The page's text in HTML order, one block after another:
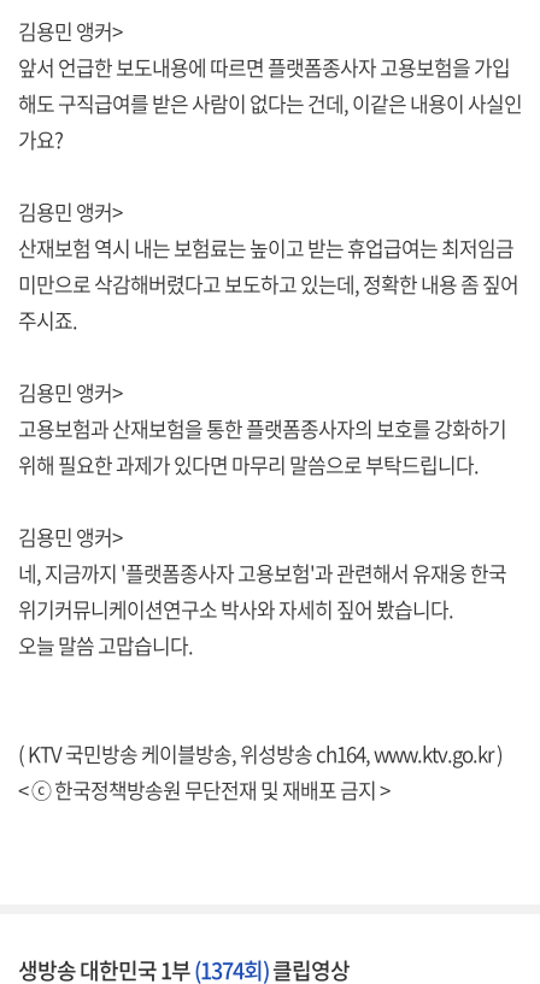
김용민 앵커>
앞서 언급한 보도내용에 따르면 플랫폼종사자 고용보험을 가입
해도 구직급여를 받은 사람이 없다는 건데, 이같은 내용이 사실인
가요?
김용민 앵커>
산재보험 역시 내는 보험료는 높이고 받는 휴업급여는 최저임금
미만으로 삭감해버렸다고 보도하고 있는데, 정확한 내용 좀 짚어
주시죠.
김용민 앵커>
고용보험과 산재보험을 통한 플랫폼종사자의 보호를 강화하기
위해 필요한 과제가 있다면 마무리 말씀으로 부탁드립니다.
김용민 앵커>
네, 지금까지 '플랫폼종사자 고용보험'과 관련해서 유재웅 한국
위기커뮤니케이션연구소 박사와 자세히 짚어 봤습니다.
오늘 말씀 고맙습니다.
( KTV 국민방송 케이블방송, 위성방송 ch164,www.ktv.go.kr)
< ⓒ 한국정책방송원 무단전재 및 재배포 금지 >
생방송 대한민국 1부(1374회)클립영상